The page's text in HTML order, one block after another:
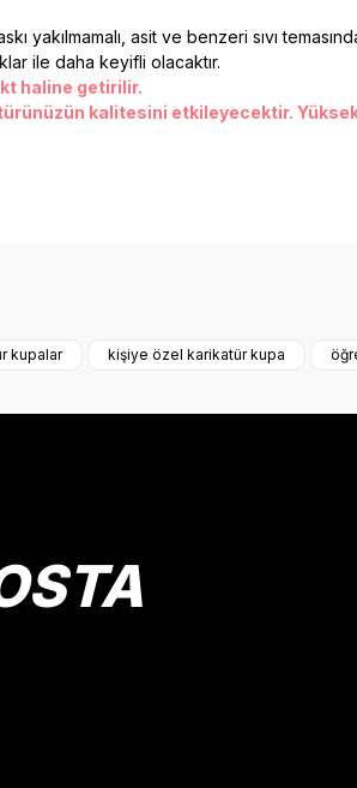
asit ve benzeri sıvı
ile daha keyifli olacaktır.
haline getirilir.
kalitesini etkileyecektir.
kupalar kişiye özel karikatür kupa